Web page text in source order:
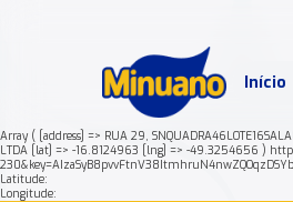
Início
Array ( [address] => RUA 29,
LTDA [lat] => -16.8124963 [lng] => -49.3254656 )
Latitude:
Longitude: